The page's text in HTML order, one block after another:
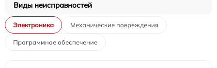
Виды неисправностей
Электроника Механические повреждения
Программное обеспечение